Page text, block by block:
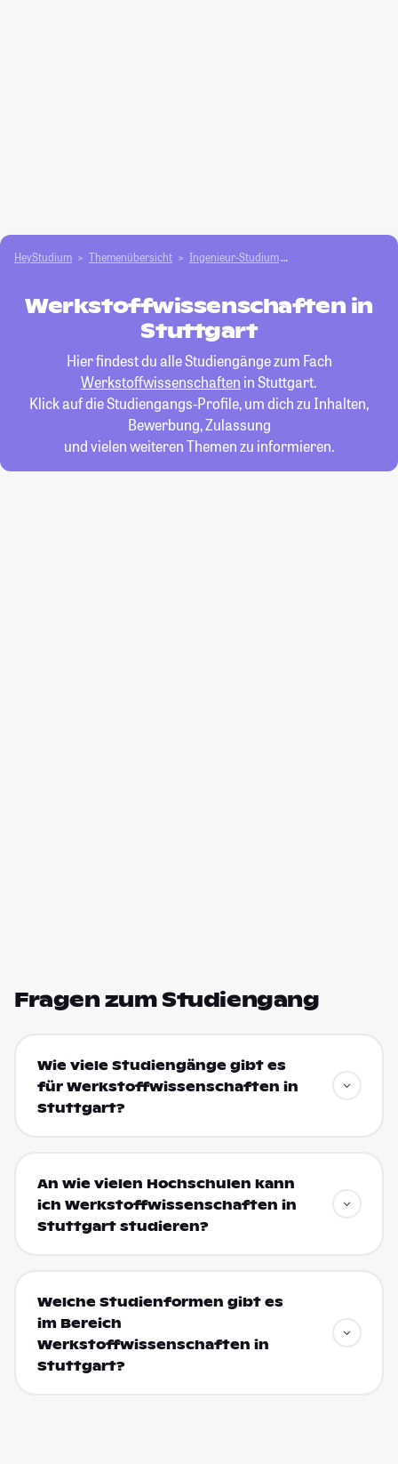
HeyStudium Themenübersicht Ingenieur-Studium
Werkstoffwissenschaften in
Stuttgart
Hier findest du alle Studiengänge zum Fach
Werkstoffwissenschaften in Stuttgart.
Klick auf die Studiengangs-Profile, um dich zu Inhalten,
Bewerbung, Zulassung
und vielen weiteren Themen zu informieren.
Fragen zum Studiengang
Wie viele Studiengänge gibt es
für Werkstoffwissenschaften in
Stuttgart?
An wie vielen Hochschulen kann
ich Werkstoffwissenschaften in
Stuttgart studieren?
Welche Studienformen gibt es
im Bereich
Werkstoffwissenschaften in
Stuttgart?